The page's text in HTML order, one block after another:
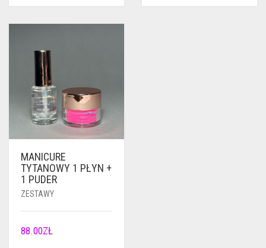
MANICURE
TYTANOWY 1 PŁYN +
1 PUDER
ZESTAWY
88.00ZŁ